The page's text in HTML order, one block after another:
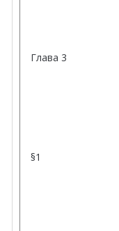
Глава 3
§1